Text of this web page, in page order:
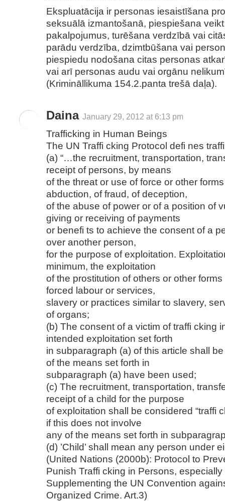
Ekspluatācija ir personas iesaistīšana
seksuālā izmantošanā, piespiešana
pakalpojumus, turēšana verdzībā vai
parādu verdzība, dzimtbūšana vai
piespiedu nodošana citas personas
vai arī personas audu vai orgānu
(Krimināllikuma 154.2.panta trešā daļa).
Daina January 29, 2012 at 6:13 pm
Trafficking in Human Beings
The UN Traffi cking Protocol defi nes
(a) “…the recruitment, transportation,
receipt of persons, by means
of the threat or use of force or other
abduction, of fraud, of deception,
of the abuse of power or of a position of
giving or receiving of payments
or benefi ts to achieve the consent of a
over another person,
for the purpose of exploitation.
minimum, the exploitation
of the prostitution of others or other
forced labour or services,
slavery or practices similar to slavery,
of organs;
(b) The consent of a victim of traffi cking
intended exploitation set forth
in subparagraph (a) of this article shall
of the means set forth in
subparagraph (a) have been used;
(c) The recruitment, transportation,
receipt of a child for the purpose
of exploitation shall be considered “traffi
if this does not involve
any of the means set forth in
(d) ’Child’ shall mean any person under
(United Nations (2000b): Protocol to
Punish Traffi cking in Persons,
Supplementing the UN Convention
Organized Crime. Art.3)